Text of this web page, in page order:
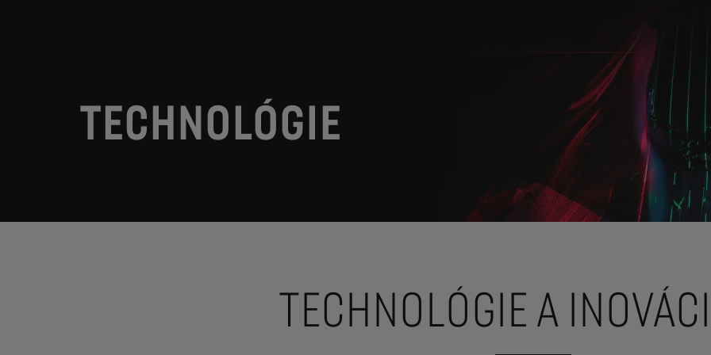
TECHNOLÓGIE
TECHNOLÓGIE A